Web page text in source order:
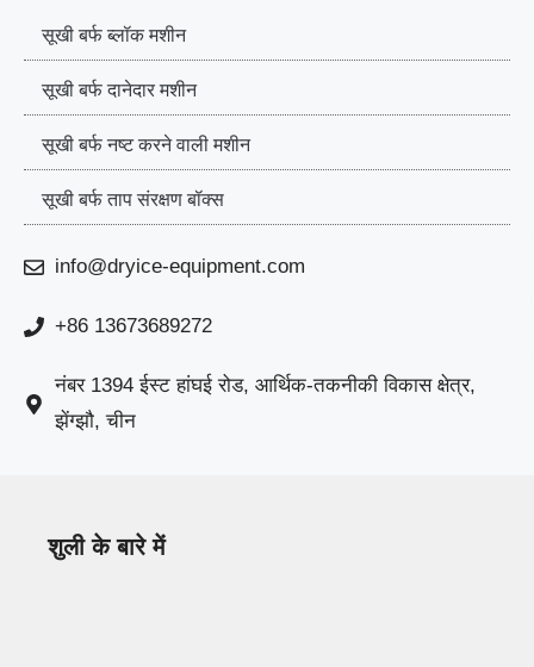
सूखी बर्फ ब्लॉक मशीन
सूखी बर्फ दानेदार मशीन
सूखी बर्फ नष्ट करने वाली मशीन
सूखी बर्फ ताप संरक्षण बॉक्स
info@dryice-equipment.com
+86 13673689272
नंबर 1394 ईस्ट हांघई रोड, आर्थिक-तकनीकी विकास क्षेत्र,
झेंग्झौ, चीन
शुली के बारे में